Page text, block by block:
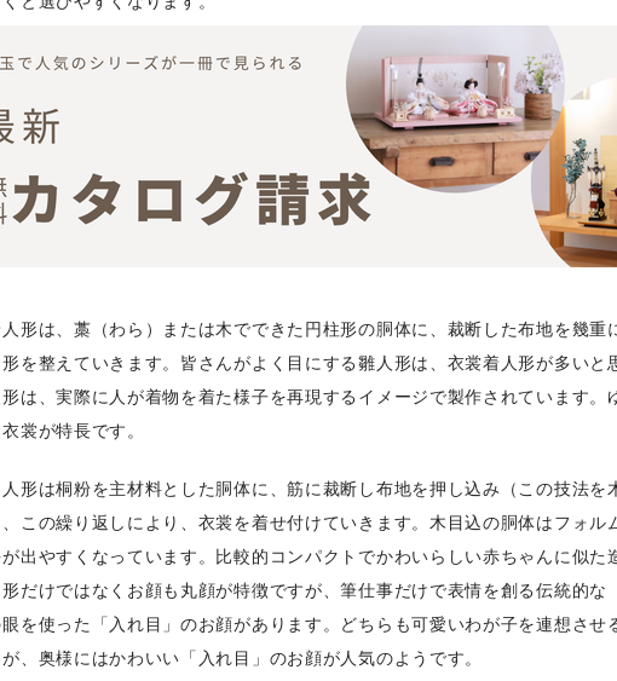
形は、藁（わら）または木でできた円柱形の胴体に、裁断した布地を幾重
を整えていきます。皆さんがよく目にする雛人形は、衣裳着人形が多いと
は、実際に人が着物を着た様子を再現するイメージで製作されています。
裳が特長です。
形は桐粉を主材料とした胴体に、筋に裁断し布地を押し込み（この技法を
、この繰り返しにより、衣裳を着せ付けていきます。木目込の胴体はフォル
出やすくなっています。比較的コンパクトでかわいらしい赤ちゃんに似た
だけではなくお顔も丸顔が特徴ですが、筆仕事だけで表情を創る伝統的な
を使った「入れ目」のお顔があります。どちらも可愛いわが子を連想させ
、奥様にはかわいい「入れ目」のお顔が人気のようです。